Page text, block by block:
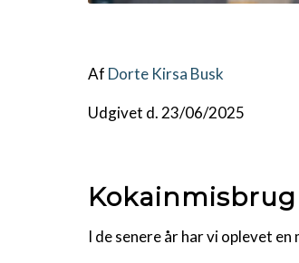
Af Dorte Kirsa Busk
Udgivet d. 23/06/2025
I de senere år har vi oplevet